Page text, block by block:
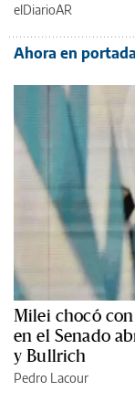
elDiarioAR
Ahora en portada
Milei chocó
en el Senado
y Bullrich
Pedro Lacour